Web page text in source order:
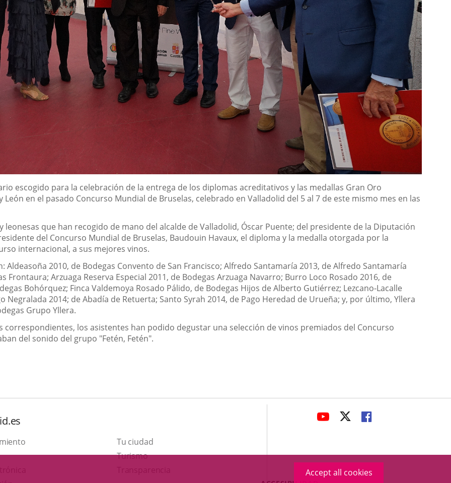
Accept all cookies
escogido para la celebración de la entrega de los diplomas acreditativos y las medallas Gran Oro
en el pasado Concurso Mundial de Bruselas, celebrado en Valladolid del 5 al 7 de este mismo mes en las
leonesas que han recogido de mano del alcalde de Valladolid, Óscar Puente; del presidente de la Diputación
del Concurso Mundial de Bruselas, Baudouin Havaux, el diploma y la medalla otorgada por la
internacional, a sus mejores vinos.
Aldeasoña 2010, de Bodegas Convento de San Francisco; Alfredo Santamaría 2013, de Alfredo Santamaría
Frontaura; Arzuaga Reserva Especial 2011, de Bodegas Arzuaga Navarro; Burro Loco Rosado 2016, de
Bohórquez; Finca Valdemoya Rosado Pálido, de Bodegas Hijos de Alberto Gutiérrez; Lezcano-Lacalle
Negralada 2014; de Abadía de Retuerta; Santo Syrah 2014, de Pago Heredad de Urueña; y, por último, Yllera
Grupo Yllera.
correspondientes, los asistentes han podido degustar una selección de vinos premiados del Concurso
del sonido del grupo "Fetén, Fetén".
Tu ciudad
TurismoThis
LINK
APPLICATION.
LINK
APPLICATION.
LINK
APPLICATION.